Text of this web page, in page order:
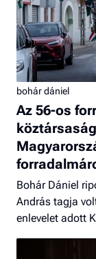
bohár dániel
Az 56-os
Bohár Dániel
András tagja
enlevelet adott